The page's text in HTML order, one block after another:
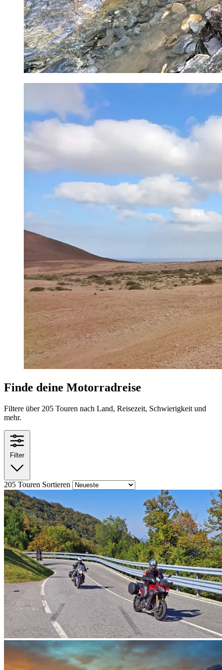
Finde deine Motorradreise
Filtere über 205 Touren nach Land, Reisezeit, Schwierigkeit und
mehr.
Filter
205 Touren Sortieren